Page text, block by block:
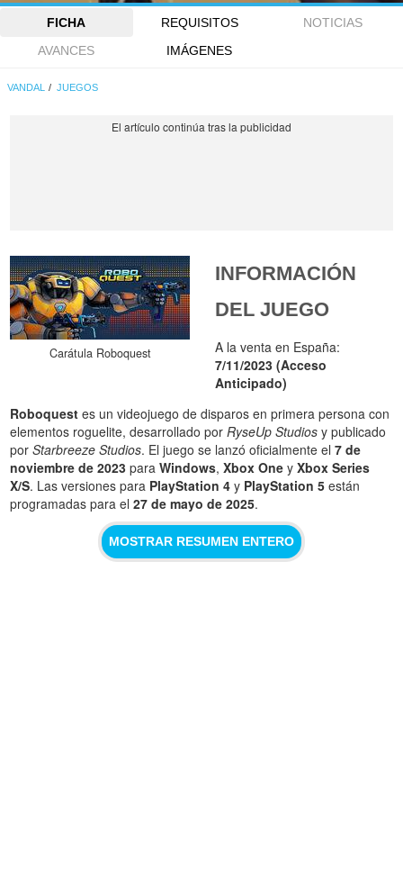
FICHA REQUISITOS
NOTICIAS
AVANCES
IMÁGENES
VANDAL JUEGOS
Carátula Roboquest
INFORMACIÓN
DEL JUEGO
A la venta en España:
7/11/2023 (Acceso
Anticipado)
Roboquest es un videojuego de disparos en primera persona con
elementos roguelite, desarrollado por RyseUp Studios y publicado
porStarbreeze Studios. El juego se lanzó oficialmente el7 de
noviembre de 2023 paraWindows,Xbox One yXbox Series
X/S. Las versiones para PlayStation 4 y PlayStation 5 están
programadas para el27 de mayo de 2025.
MOSTRAR RESUMEN ENTERO